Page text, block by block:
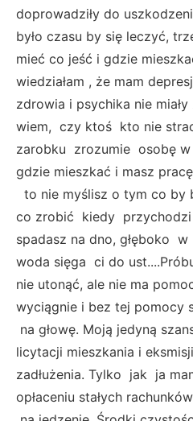
doprowadziły do
było czasu by się leczyć,
mieć co jeść i gdzie
wiedziałam , że mam
zdrowia i psychika nie
wiem, czy ktoś kto nie
zarobku zrozumie osobę w
gdzie mieszkać i masz
to nie myślisz o tym co by
co zrobić kiedy przychodzi
spadasz na dno, głęboko
woda sięga ci do
nie utonąć, ale nie ma
wyciągnie i bez tej pomocy
na głowę. Moją jedyną
licytacji mieszkania i
zadłużenia. Tylko jak ja
opłaceniu stałych